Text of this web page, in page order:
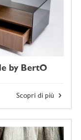
by BertO
Scopri di più